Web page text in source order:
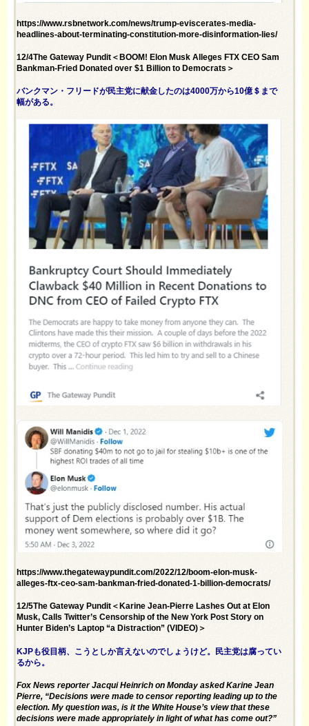
https://www.rsbnetwork.com/news/trump-eviscerates-media-
headlines-about-terminating-constitution-more-disinformation-lies/
12/4The Gateway Pundit＜BOOM! Elon Musk Alleges FTX CEO Sam
Bankman-Fried Donated over $1 Billion to Democrats＞
バンクマン・フリードが民主党に献金したのは4000万から10億＄まで
幅がある。
https://www.thegatewaypundit.com/2022/12/boom-elon-musk-
alleges-ftx-ceo-sam-bankman-fried-donated-1-billion-democrats/
12/5The Gateway Pundit＜Karine Jean-Pierre Lashes Out at Elon
Musk, Calls Twitter’s Censorship of the New York Post Story on
Hunter Biden’s Laptop “a Distraction” (VIDEO)＞
KJPも役目柄、こうとしか言えないのでしょうけど。民主党は腐ってい
るから。
Fox News reporter Jacqui Heinrich on Monday asked Karine Jean
Pierre, “Decisions were made to censor reporting leading up to the
election. My question was, is it the White House’s view that these
decisions were made appropriately in light of what has come out?”